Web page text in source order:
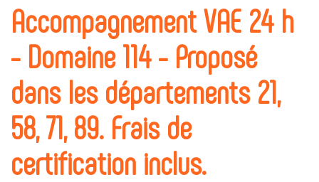
Accompagnement VAE 24 h
- Domaine 114 - Proposé
dans les départements 21,
58, 71, 89. Frais de
certification inclus.